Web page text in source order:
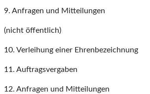
9. Anfragen und Mitteilungen
(nicht öffentlich)
10. Verleihung einer Ehrenbezeichnung
11. Auftragsvergaben
12. Anfragen und Mitteilungen